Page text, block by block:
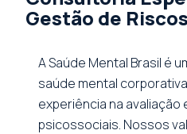
Gestão de
A Saúde Mental Brasil é
saúde mental
experiência na
psicossociais. Nossos